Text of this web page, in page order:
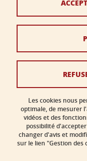
faculte-
Mentions légales
Données
Gestion des cookies
Accessibilité : non
Les cookies nous
optimale, de mesurer
vidéos et des
possibilité
changer d'avis et
sur le lien "Gestion des